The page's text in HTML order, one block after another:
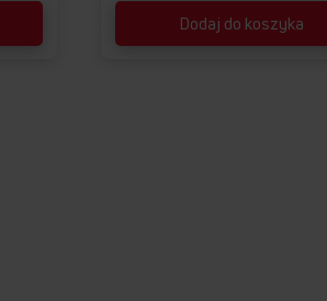
Dodaj do koszyka